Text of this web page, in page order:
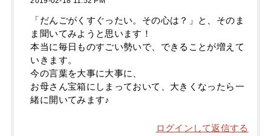
「だんごがくすぐったい。その心は？」と、そのま
ま聞いてみようと思います！
本当に毎日ものすごい勢いで、できることが増えて
いきます。
今の言葉を大事に大事に、
お母さん宝箱にしまっておいて、大きくなったら一
緒に開いてみます♪
ログインして返信する